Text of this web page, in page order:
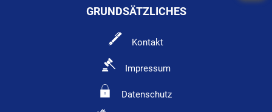
GRUNDSÄTZLICHES
Kontakt
Impressum
Datenschutz